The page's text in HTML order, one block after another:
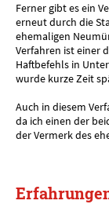
Ferner gibt es ein
erneut durch die
ehemaligen
Verfahren ist einer
Haftbefehls in
wurde kurze Zeit
Auch in diesem
da ich einen der
der Vermerk des